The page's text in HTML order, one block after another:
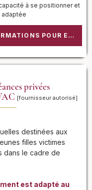
à se positionner et
adaptée
+ SUR LES FORMATIONS POUR ENTREPRISES
privées
[fournisseur autorisé]
destinées aux
filles victimes
dans le cadre de
est adapté au